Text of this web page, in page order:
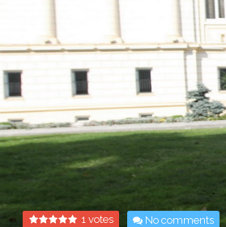
1 votes No comments